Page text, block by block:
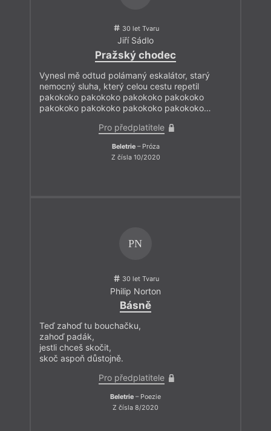
30 let Tvaru
Jiří Sádlo
Pražský chodec
Vynesl mě odtud polámaný eskalátor, starý
nemocný sluha, který celou cestu repetil
pakokoko pakokoko pakokoko pakokoko
pakokoko pakokoko pakokoko pakokoko…
Pro předplatitele
Beletrie– Próza
Z čísla 10/2020
PN
30 let Tvaru
Philip Norton
Básně
Teď zahoď tu bouchačku,
zahoď padák,
jestli chceš skočit,
skoč aspoň důstojně.
Pro předplatitele
Beletrie – Poezie
Z čísla 8/2020